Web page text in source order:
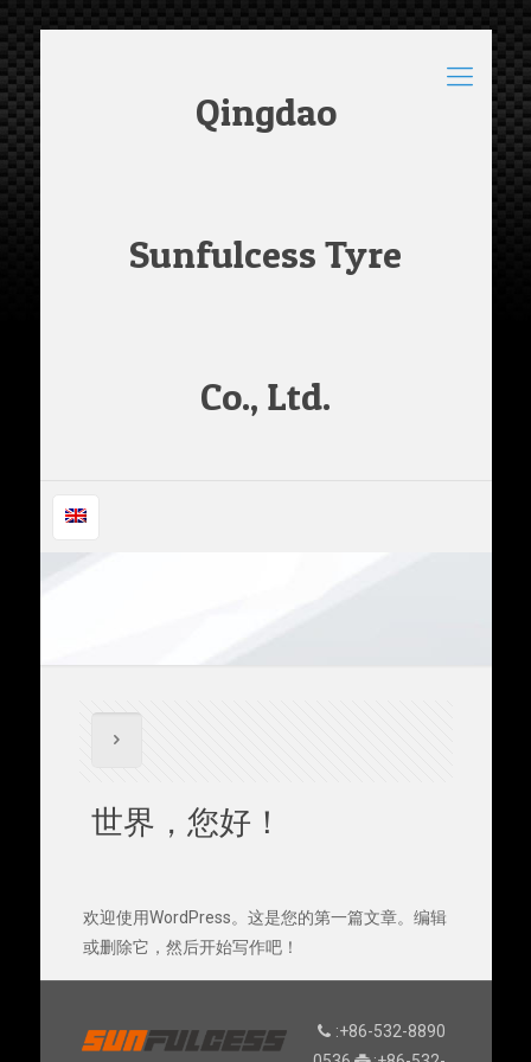
Qingdao
Sunfulcess Tyre
Co., Ltd.
世界，您好！
欢迎使用WordPress。这是您的第一篇文章。编辑
或删除它，然后开始写作吧！
:+86-532-8890